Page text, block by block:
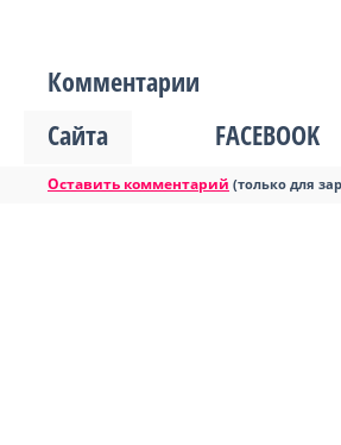
Комментарии
Сайта
FACEBOOK
Оставить комментарий (только для